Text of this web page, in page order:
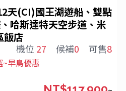
天(CI)國王湖遊船、雙點
哈斯達特天空步道、米
飯店
機位 27 候補0 可售8
早鳥優惠